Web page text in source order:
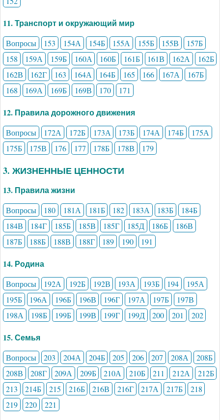
11. Транспорт и окружающий мир
Вопросы 153 154А 154Б 155А 155Б 155В
157Б
158
159А 159Б 160А 160Б 161Б 161В 162А
162Б
162В
162Г 163 164А 164Б 165 166 167А
167Б
168
169А 169Б 169В 170 171
12. Правила дорожного движения
Вопросы 172А 172Б 173А 173Б 174А 174Б
175А
175Б
175В 176 177 178Б 178В 179
3. ЖИЗНЕННЫЕ ЦЕННОСТИ
13. Правила жизни
Вопросы 180 181А 181Б 182 183А 183Б
184Б
184В
184Г 185Б 185В 185Г 185Д 186Б
186В
187Б
188Б 188В 188Г 189 190 191
14. Родина
Вопросы 192А 192Б 192В 193А 193Б 194
195А
195Б
196А 196Б 196В 196Г 197А 197Б
197В
198А
198Б 199Б 199В 199Г 199Д 200 201 202
15. Семья
Вопросы 203 204А 204Б 205 206 207 208А
208Б
208В
208Г 209А 209Б 210А 210Б 211 212А
212Б
213
214Б 215 216Б 216В 216Г 217А 217Б
218
219
220 221